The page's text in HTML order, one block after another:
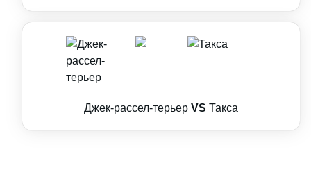
Джек-рассел-терьер VS Такса